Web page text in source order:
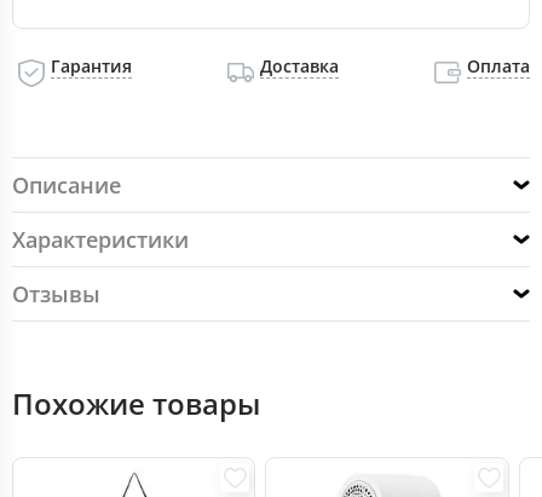
Гарантия Доставка Оплата
Описание
Характеристики
Отзывы
Похожие товары